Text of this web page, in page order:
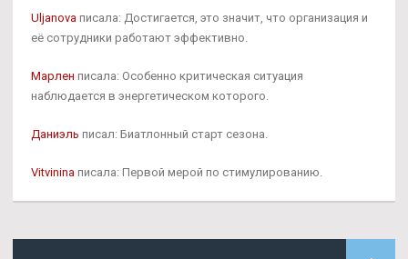
Uljanova писала: Достигается, это значит, что организация и
её сотрудники работают эффективно.
Марлен писала: Особенно критическая ситуация
наблюдается в энергетическом которого.
Даниэль писал: Биатлонный старт сезона.
Vitvinina писала: Первой мерой по стимулированию.